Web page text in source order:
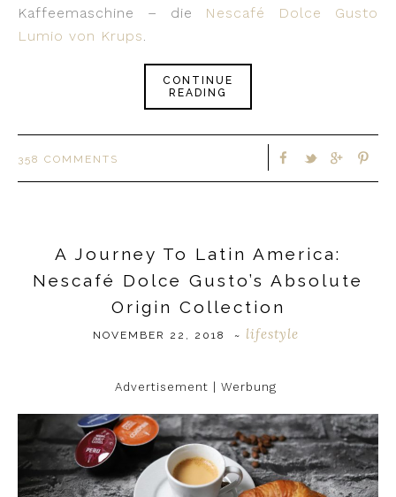
Kaffeemaschine – die Nescafé Dolce Gusto
Lumio von Krups.
CONTINUE
READING
358 COMMENTS
A Journey To Latin America:
Nescafé Dolce Gusto’s Absolute
Origin Collection
NOVEMBER 22, 2018 ~ lifestyle
Advertisement | Werbung